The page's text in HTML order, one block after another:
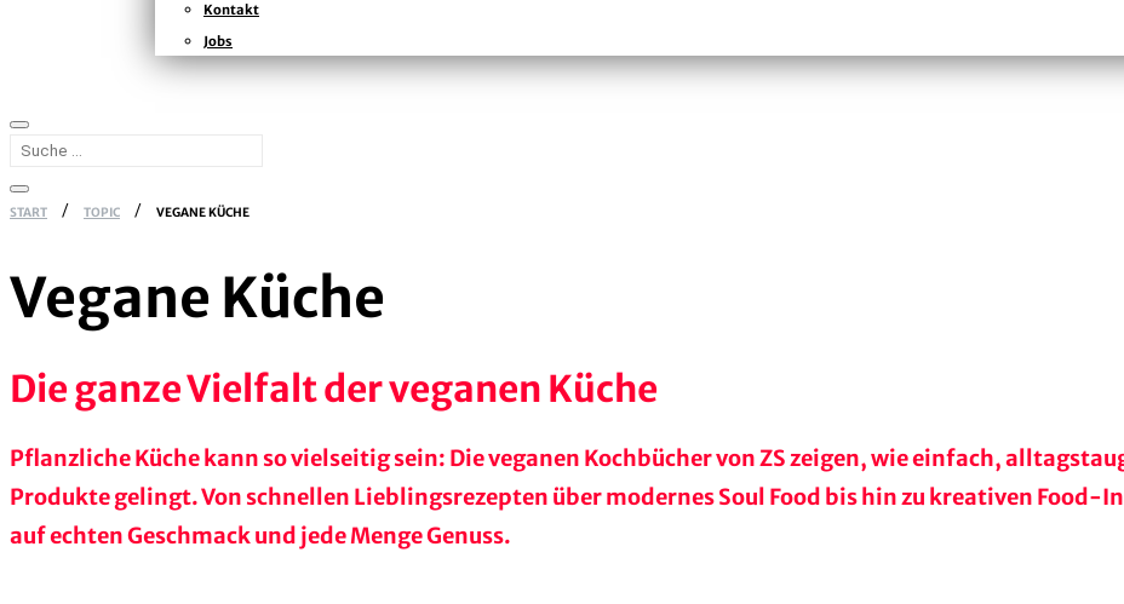
Kontakt
Jobs
START TOPIC VEGANE KÜCHE
Vegane Küche
Die ganze Vielfalt der veganen Küche
Pflanzliche Küche kann so vielseitig sein: Die veganen Kochbücher von ZS zeigen, wie einfach,
Produkte gelingt. Von schnellen Lieblingsrezepten über modernes Soul Food bis hin zu kreativen
auf echten Geschmack und jede Menge Genuss.